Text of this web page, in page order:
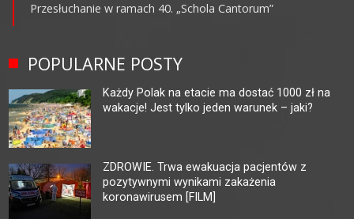
Przesłuchanie w ramach 40. „Schola Cantorum”
POPULARNE POSTY
Każdy Polak na etacie ma dostać 1000 zł na
wakacje! Jest tylko jeden warunek – jaki?
ZDROWIE. Trwa ewakuacja pacjentów z
pozytywnymi wynikami zakażenia
koronawirusem [FILM]